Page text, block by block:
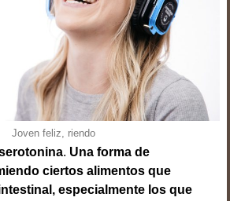
Joven feliz, riendo
. Una forma de
ciertos alimentos que
especialmente los que